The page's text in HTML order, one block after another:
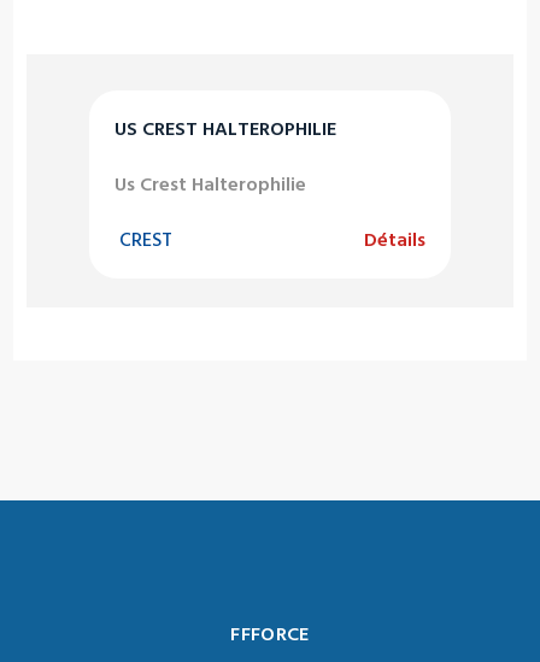
US CREST HALTEROPHILIE
Us Crest Halterophilie
CREST Détails
FFFORCE